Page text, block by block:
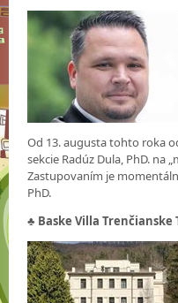
Od 13. augusta tohto roka
sekcie Radúz Dula, PhD. na
Zastupovaním je
PhD.
♣ Baske Villa Trenčianske